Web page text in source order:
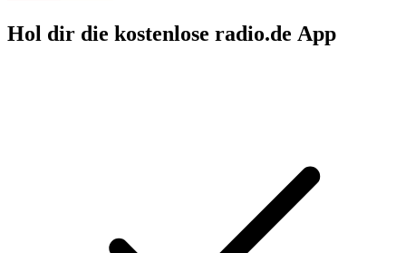
Hol dir die kostenlose radio.de App